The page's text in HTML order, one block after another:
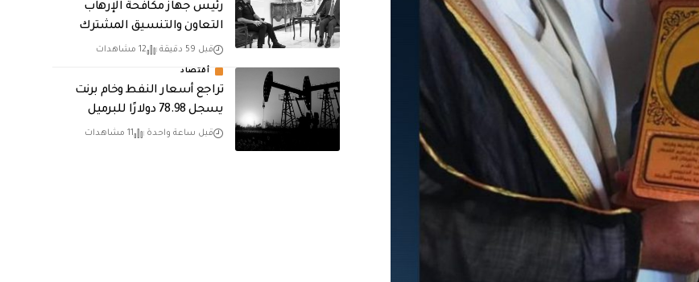
رئيس جهاز مكافحة الإرهاب
التعاون والتنسيق المشترك
قبل 59 دقيقة 12 مشاهدات
أقتصاد
تراجع أسعار النفط وخام برنت
يسجل 78.98 دولارًا للبرميل
قبل ساعة واحدة 11 مشاهدات